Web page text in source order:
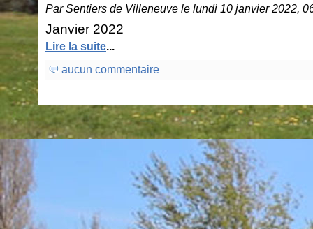
Par Sentiers de Villeneuve le lundi 10 janvier 2022,
Janvier 2022
Lire la suite...
aucun commentaire